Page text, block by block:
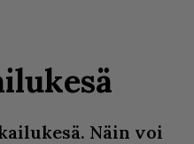
Näin voi